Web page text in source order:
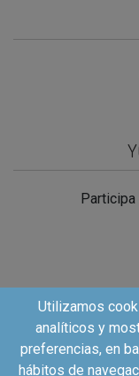
Utilizamos
analíticos y
preferencias, en
hábitos de